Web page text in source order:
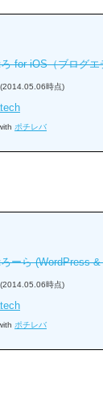
for iOS（ブログエ
(2014.05.06時点)
ポチレバ
ーら (WordPress
(2014.05.06時点)
ポチレバ